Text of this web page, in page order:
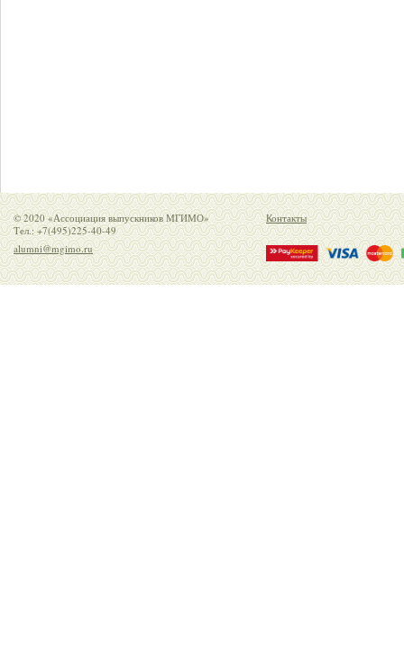
© 2020 «Ассоциация выпускников МГИМО»
Тел.: +7(495)225-40-49
alumni@mgimo.ru
Контакты